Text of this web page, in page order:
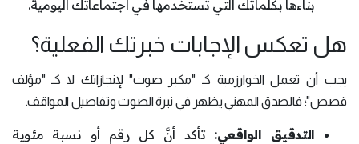
بناءها بكلماتك التي تستخدمها في اجتماعاتك اليومية.
هل تعكس الإجابات خبرتك الفعلية؟
يجب أن تعمل الخوارزمية كـ "مكبر صوت" لإنجازاتك لا كـ "مؤلف
قصص"؛ فالصدق المهني يظهر في نبرة الصوت وتفاصيل المواقف.
التدقيق الواقعي: تأكد أنَّ كل رقم أو نسبة مئوية